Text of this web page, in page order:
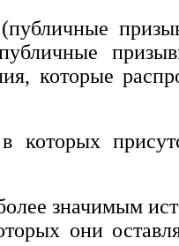
которые
которых
значимым
они